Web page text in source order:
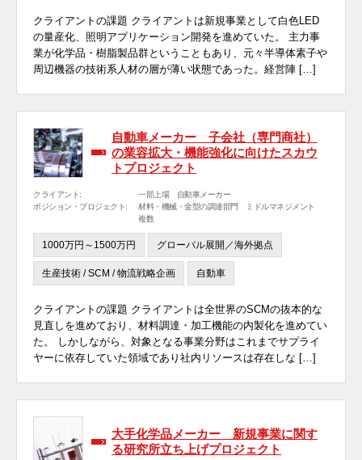
クライアントの課題 クライアントは新規事業として白色LED
の量産化、照明アプリケーション開発を進めていた。 主力事
業が化学品・樹脂製品群ということもあり、元々半導体素子や
周辺機器の技術系人材の層が薄い状態であった。経営陣 […]
自動車メーカー 子会社（専門商社）
の業容拡大・機能強化に向けたスカウ
トプロジェクト
クライアント:
一部上場 自動車メーカー
ポジション・プロジェクト:
材料・機械・金型の調達部門 ミドルマネジメント
複数
1000万円～1500万円 グローバル展開／海外拠点
生産技術 / SCM / 物流戦略企画 自動車
クライアントの課題 クライアントは全世界のSCMの抜本的な
見直しを進めており、材料調達・加工機能の内製化を進めてい
た。 しかしながら、対象となる事業分野はこれまでサプライ
ヤーに依存していた領域であり社内リソースは存在しな […]
大手化学品メーカー 新規事業に関す
る研究所立ち上げプロジェクト